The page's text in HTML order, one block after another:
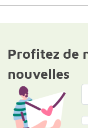
Profitez de
nouvelles